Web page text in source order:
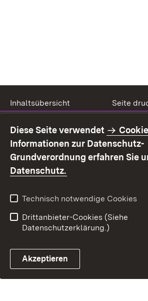
Inhaltsübersicht
Seite
Benutzungshinweise
Kontakt
Diese Seite verwendet
Informationen zur Datenschutz-
Grundverordnung erfahren Sie
Datenschutz.
Technisch notwendige Cookies
Drittanbieter-Cookies (Siehe
Datenschutzerklärung.)
Akzeptieren